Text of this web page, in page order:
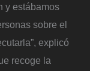
y estábamos
sobre el
explicó
recoge la